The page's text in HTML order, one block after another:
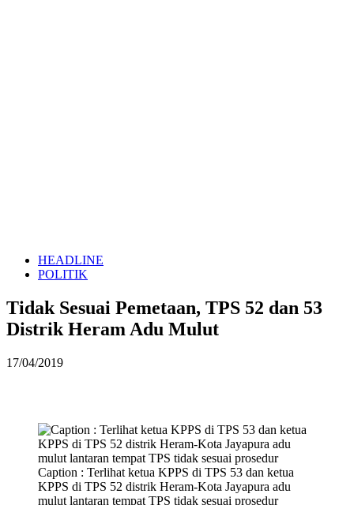
HEADLINE
POLITIK
Tidak Sesuai Pemetaan, TPS 52 dan 53
Distrik Heram Adu Mulut
17/04/2019
Caption : Terlihat ketua KPPS di TPS 53 dan ketua
KPPS di TPS 52 distrik Heram-Kota Jayapura adu
mulut lantaran tempat TPS tidak sesuai prosedur